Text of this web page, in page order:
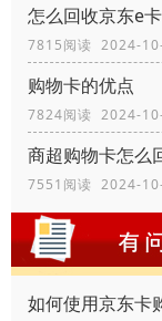
怎么回收京东e卡
7815阅读 2024-
购物卡的优点
7824阅读 2024-
商超购物卡怎么
7551阅读 2024-
如何使用京东卡